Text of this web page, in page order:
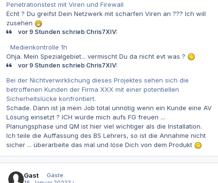
Penetrationstest mit Viren und Firewall
Echt ? Du greifst Dein Netzwerk mit scharfen Viren an ??? Ich will
zusehen
vor 9 Stunden schrieb Chris7XIV:
Medienkontrolle 1h
Ohja. Mein Spezialgebiet... vermischt Du da nicht evt was ?
vor 9 Stunden schrieb Chris7XIV:
Bei der Nichtverwirklichung dieses Projektes sehen sich die
betroffenen Kunden der Firma XXX mit einer potentiellen
Sicherheitslücke konfrontiert.
Schade. Dann ist ja mein Job total unnötig wenn ein Kunde eine AV
Lösung einsetzt ? ICH würde mich aufs FG freuen ...
Planungsphase und QM ist hier viel wichtiger als die Installation.
Ich teile die Auffassung des BS Lehrers, so ist die Annahme nicht
sicher ... überarbeite das mal und löse Dich von dem Produkt
Gast
Gäste